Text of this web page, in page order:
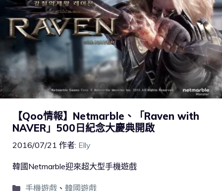
【Qoo情報】Netmarble、「Raven with
NAVER」500日紀念大慶典開啟
2016/07/21 作者: Elly
韓國Netmarble迎來超大型手機遊戲
手機遊戲、 韓國遊戲